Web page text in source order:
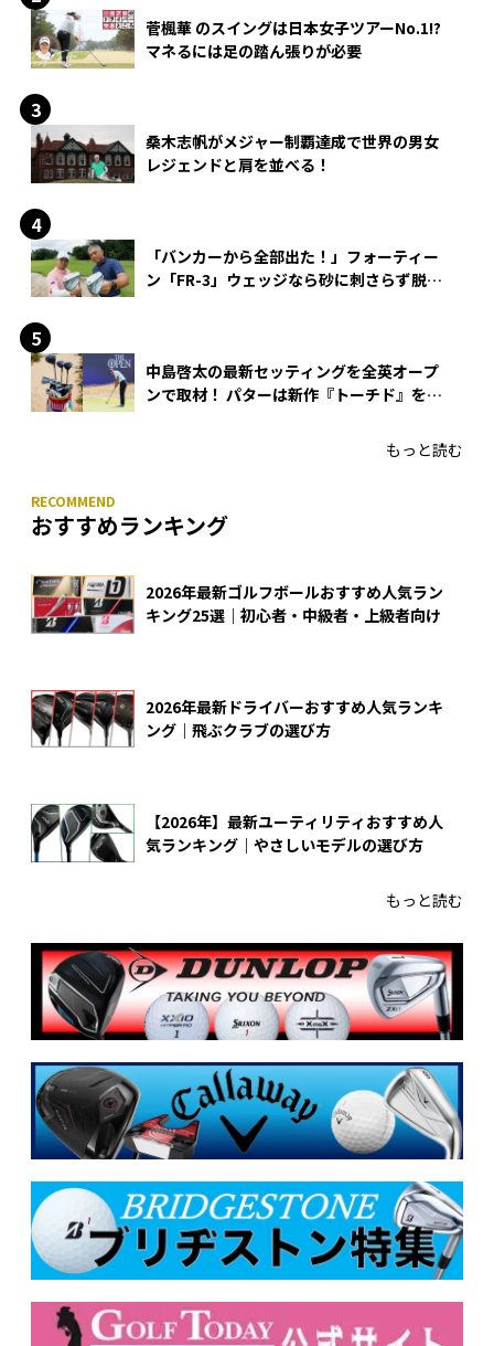
菅楓華 のスイングは日本女子ツアーNo.1!?
マネるには足の踏ん張りが必要
桑木志帆がメジャー制覇達成で世界の男女
レジェンドと肩を並べる！
「バンカーから全部出た！」フォーティー
ン「FR-3」ウェッジなら砂に刺さらず脱出
中島啓太の最新セッティングを全英オープ
ンで取材！ パターは新作『トーチド』を投
もっと読む
おすすめランキング
2026年最新ゴルフボールおすすめ人気ラン
キング25選｜初心者・中級者・上級者向け
2026年最新ドライバーおすすめ人気ランキ
ング｜飛ぶクラブの選び方
【2026年】最新ユーティリティおすすめ人
気ランキング｜やさしいモデルの選び方
もっと読む